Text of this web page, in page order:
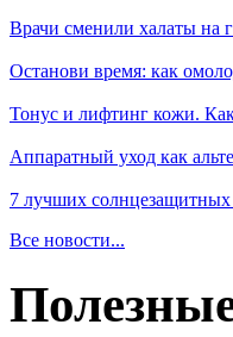
Врачи сменили халаты на
Останови время: как
Тонус и лифтинг кожи.
Аппаратный уход как
7 лучших
Все новости...